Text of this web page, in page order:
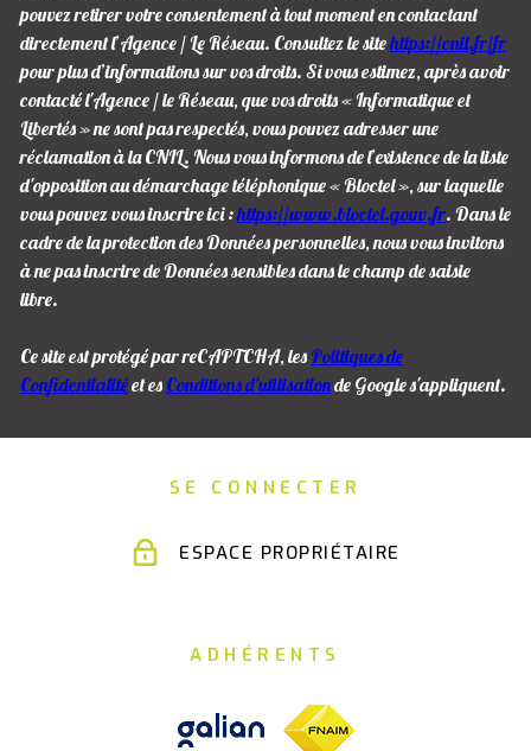
pouvez retirer votre consentement à tout moment en contactant
directement l’Agence / Le Réseau. Consultez le sitehttps://cnil.fr/fr
pour plus d’informations sur vos droits. Si vous estimez, après avoir
contacté l'Agence / le Réseau, que vos droits « Informatique et
Libertés » ne sont pas respectés, vous pouvez adresser une
réclamation à la CNIL. Nous vous informons de l’existence de la liste
d'opposition au démarchage téléphonique « Bloctel », sur laquelle
vous pouvez vous inscrire ici :https://www.bloctel.gouv.fr. Dans le
cadre de la protection des Données personnelles, nous vous invitons
à ne pas inscrire de Données sensibles dans le champ de saisie
libre.
Ce site est protégé par reCAPTCHA, lesPolitiques de
Confidentialitéet es Conditions d'utilisationde Google s'appliquent.
SE CONNECTER
ESPACE PROPRIÉTAIRE
ADHÉRENTS